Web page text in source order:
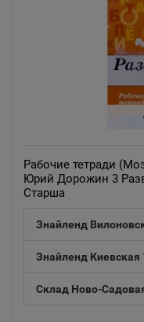
Рабочие тетради
Юрий Дорожин 3
Старша
Знайленд
Знайленд Киевская
Склад Ново-